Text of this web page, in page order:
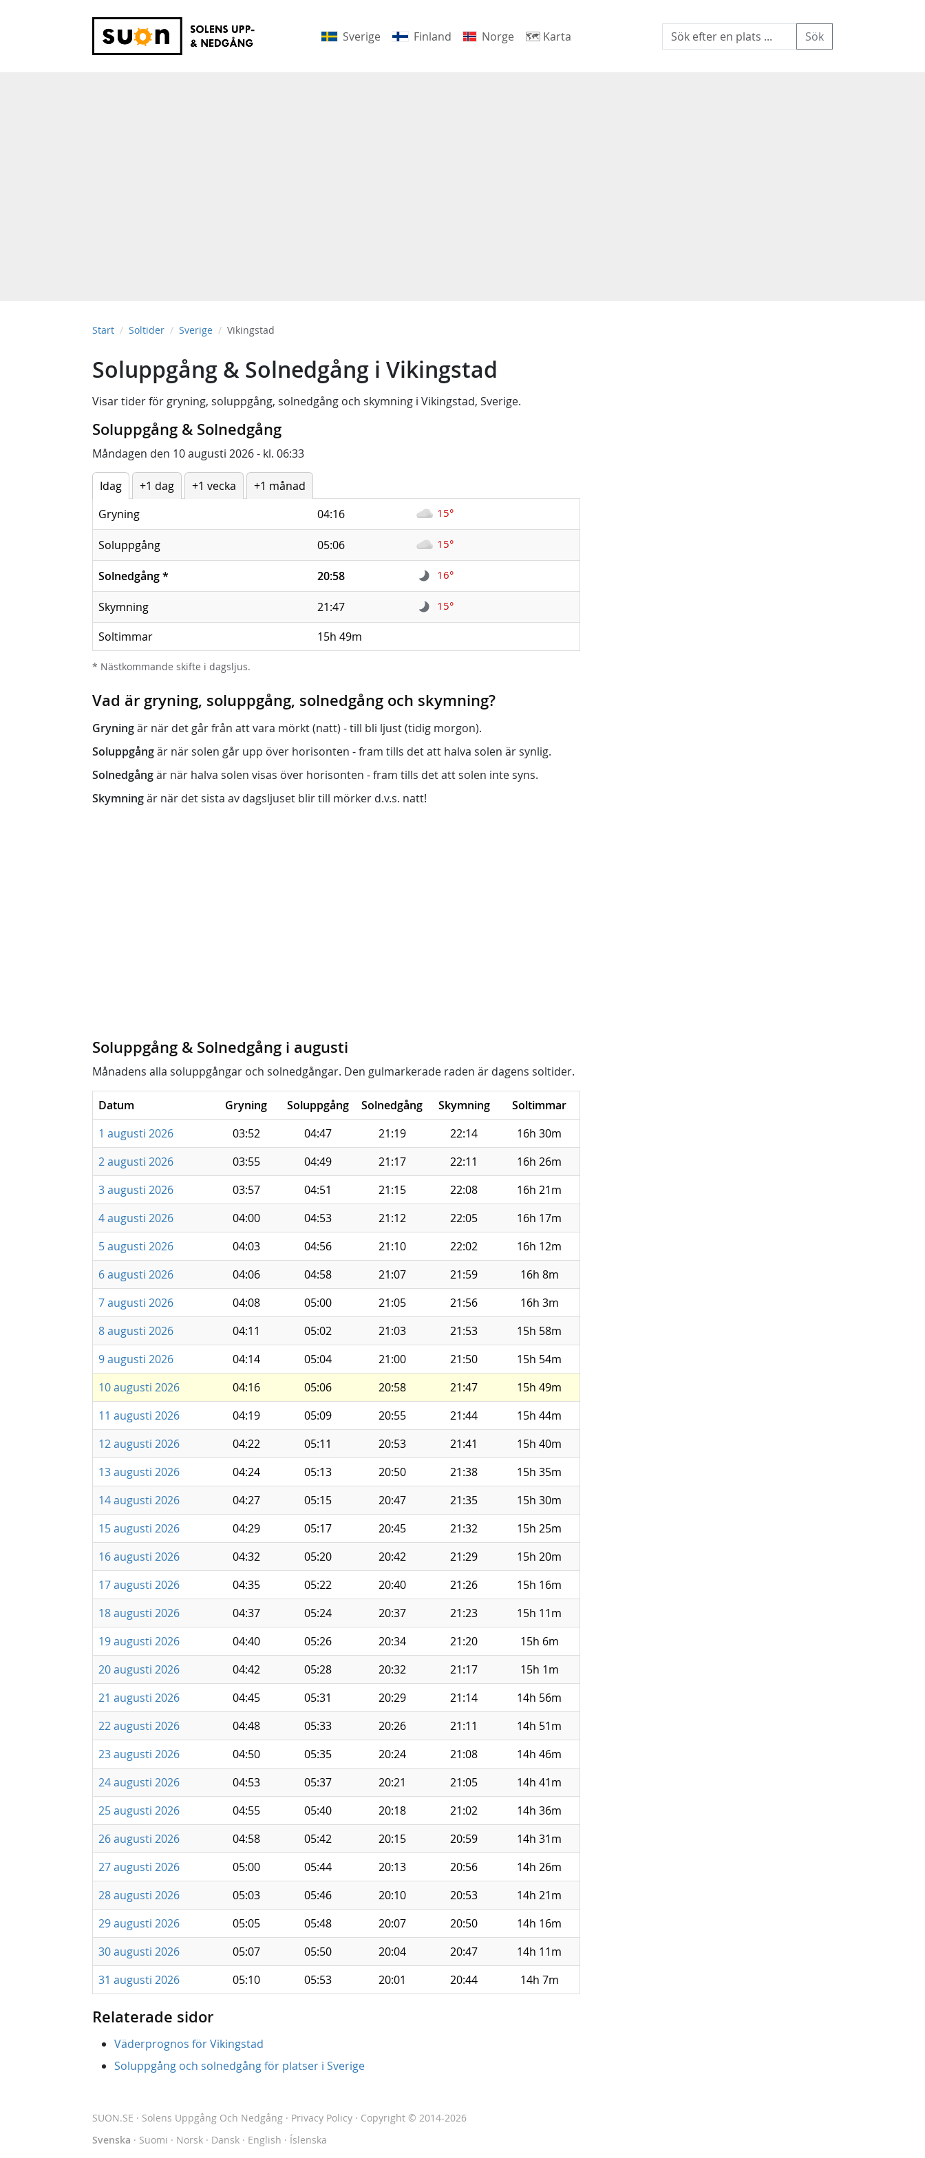
Sverige Finland Norge 🗺 Karta
Start Soltider Sverige Vikingstad
Soluppgång & Solnedgång i Vikingstad
Visar tider för gryning, soluppgång, solnedgång och skymning i Vikingstad, Sverige.
Soluppgång & Solnedgång
Måndagen den 10 augusti 2026 - kl. 06:33
Idag +1 dag +1 vecka
+1 månad
Gryning
04:16 15°
Soluppgång 05:06 15°
Solnedgång* 20:58 16°
Skymning 21:47 15°
Soltimmar 15h 49m
* Nästkommande skifte i dagsljus.
Vad är gryning, soluppgång, solnedgång och skymning?
Gryningär när det går från att vara mörkt (natt) - till bli ljust (tidig morgon).
Soluppgångär när solen går upp över horisonten - fram tills det att halva solen är synlig.
Solnedgångär när halva solen visas över horisonten - fram tills det att solen inte syns.
Skymningär när det sista av dagsljuset blir till mörker d.v.s. natt!
Soluppgång & Solnedgång i augusti
Månadens alla soluppgångar och solnedgångar. Den gulmarkerade raden är dagens soltider.
Datum Gryning Soluppgång Solnedgång Skymning
Soltimmar
1 augusti 2026
03:52 04:47 21:19 22:14
16h 30m
2 augusti 2026
03:55 04:49 21:17 22:11
16h 26m
3 augusti 2026
03:57 04:51 21:15 22:08
16h 21m
4 augusti 2026
04:00 04:53 21:12 22:05
16h 17m
5 augusti 2026
04:03 04:56 21:10 22:02
16h 12m
6 augusti 2026
04:06 04:58 21:07 21:59
16h 8m
7 augusti 2026
04:08 05:00 21:05 21:56
16h 3m
8 augusti 2026
04:11 05:02 21:03 21:53
15h 58m
9 augusti 2026
04:14 05:04 21:00 21:50
15h 54m
10 augusti 2026
04:16 05:06 20:58 21:47
15h 49m
11 augusti 2026
04:19 05:09 20:55 21:44
15h 44m
12 augusti 2026
04:22 05:11 20:53 21:41
15h 40m
13 augusti 2026
04:24 05:13 20:50 21:38
15h 35m
14 augusti 2026
04:27 05:15 20:47 21:35
15h 30m
15 augusti 2026
04:29 05:17 20:45 21:32
15h 25m
16 augusti 2026
04:32 05:20 20:42 21:29
15h 20m
17 augusti 2026
04:35 05:22 20:40 21:26
15h 16m
18 augusti 2026
04:37 05:24 20:37 21:23
15h 11m
19 augusti 2026
04:40 05:26 20:34 21:20
15h 6m
20 augusti 2026
04:42 05:28 20:32 21:17
15h 1m
21 augusti 2026
04:45 05:31 20:29 21:14
14h 56m
22 augusti 2026
04:48 05:33 20:26 21:11
14h 51m
23 augusti 2026
04:50 05:35 20:24 21:08
14h 46m
24 augusti 2026
04:53 05:37 20:21 21:05
14h 41m
25 augusti 2026
04:55 05:40 20:18 21:02
14h 36m
26 augusti 2026
04:58 05:42 20:15 20:59
14h 31m
27 augusti 2026
05:00 05:44 20:13 20:56
14h 26m
28 augusti 2026
05:03 05:46 20:10 20:53
14h 21m
29 augusti 2026
05:05 05:48 20:07 20:50
14h 16m
30 augusti 2026
05:07 05:50 20:04 20:47
14h 11m
31 augusti 2026
05:10 05:53 20:01 20:44 14h 7m
Relaterade sidor
Väderprognos för Vikingstad
Soluppgång och solnedgång för platser i Sverige
SUON.SE · Solens Uppgång Och Nedgång · Privacy Policy · Copyright © 2014-2026
Svenska · Suomi · Norsk · Dansk · English · Íslenska